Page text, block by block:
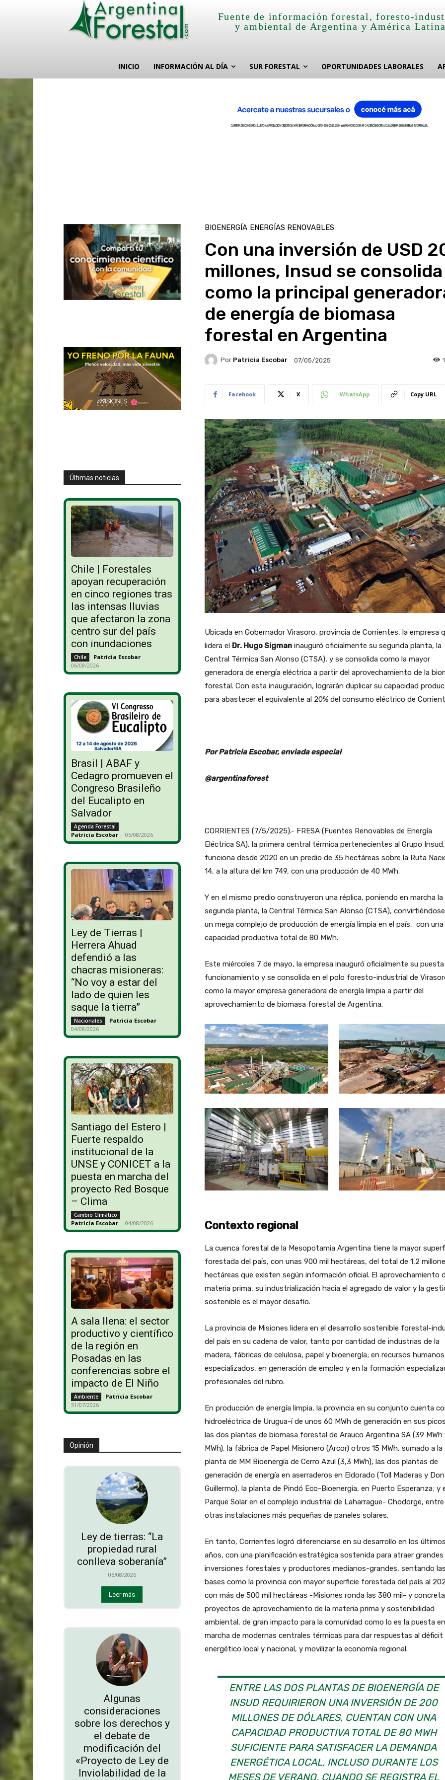
Fuente de información forestal, foresto-
y ambiental de Argentina y América
INICIO INFORMACIÓN AL DÍA SUR FORESTAL OPORTUNIDADES LABORALES
Últimas noticias
Chile | Forestales
apoyan recuperación
en cinco regiones tras
las intensas lluvias
que afectaron la zona
centro sur del país
con inundaciones
Chile Patricia Escobar -
06/08/2026
Brasil | ABAF y
Cedagro promueven el
Congreso Brasileño
del Eucalipto en
Salvador
Agenda Forestal
Patricia Escobar - 05/08/2026
Ley de Tierras |
Herrera Ahuad
defendió a las
chacras misioneras:
“No voy a estar del
lado de quien les
saque la tierra”
Nacionales Patricia Escobar -
04/08/2026
Santiago del Estero |
Fuerte respaldo
institucional de la
UNSE y CONICET a la
puesta en marcha del
proyecto Red Bosque
– Clima
Cambio Climático
Patricia Escobar - 04/08/2026
A sala llena: el sector
productivo y científico
de la región en
Posadas en las
conferencias sobre el
impacto de El Niño
Ambiente Patricia Escobar -
31/07/2026
Opinión
Ley de tierras: “La
propiedad rural
conlleva soberanía”
05/08/2026
Leer más
Algunas
consideraciones
sobre los derechos y
el debate de
modificación del
«Proyecto de Ley de
Inviolabilidad de la
BIOENERGÍA ENERGÍAS RENOVABLES
Con una inversión de USD
millones, Insud se consolida
como la principal
de energía de biomasa
forestal en Argentina
Por Patricia Escobar 07/05/2025
Facebook X WhatsApp Copy URL
Ubicada en Gobernador Virasoro, provincia de Corrientes, la empresa
lidera el Dr. Hugo Sigmaninauguró oficialmente su segunda planta, la
Central Térmica San Alonso (CTSA), y se consolida como la mayor
generadora de energía eléctrica a partir del aprovechamiento de la
forestal. Con esta inauguración, lograrán duplicar su capacidad
para abastecer el equivalente al 20% del consumo eléctrico de
Por Patricia Escobar, enviada especial
@argentinaforest
CORRIENTES (7/5/2025).- FRESA (Fuentes Renovables de Energía
Eléctrica SA), la primera central térmica pertenecientes al Grupo Insud,
funciona desde 2020 en un predio de 35 hectáreas sobre la Ruta
14, a la altura del km 749, con una producción de 40 MWh.
Y en el mismo predio construyeron una réplica, poniendo en marcha la
segunda planta, la Central Térmica San Alonso (CTSA),
un mega complejo de producción de energía limpia en el país, con una
capacidad productiva total de 80 MWh.
Este miércoles 7 de mayo, la empresa inauguró oficialmente su
funcionamiento y se consolida en el polo foresto-industrial de
como la mayor empresa generadora de energía limpia a partir del
aprovechamiento de biomasa forestal de Argentina.
Contexto regional
La cuenca forestal de la Mesopotamia Argentina tiene la mayor
forestada del país, con unas 900 mil hectáreas, del total de 1,2
hectáreas que existen según información oficial. El aprovechamiento
materia prima, su industrialización hacia el agregado de valor y la
sostenible es el mayor desafío.
La provincia de Misiones lidera en el desarrollo sostenible forestal-
del país en su cadena de valor, tanto por cantidad de industrias de la
madera, fábricas de celulosa, papel y bioenergía; en recursos humanos
especializados, en generación de empleo y en la formación
profesionales del rubro.
En producción de energía limpia, la provincia en su conjunto cuenta
hidroeléctrica de Urugua-í de unos 60 MWh de generación en sus
las dos plantas de biomasa forestal de Arauco Argentina SA (39 MWh
MWh), la fábrica de Papel Misionero (Arcor) otros 15 MWh, sumado a la
planta de MM Bioenergía de Cerro Azul (3,3 MWh), las dos plantas de
generación de energía en aserraderos en Eldorado (Toll Maderas y Don
Guillermo), la planta de Pindó Eco-Bioenergia, en Puerto Esperanza; y
Parque Solar en el complejo industrial de Laharrague- Chodorge, entre
otras instalaciones más pequeñas de paneles solares.
En tanto, Corrientes logró diferenciarse en su desarrollo en los
años, con una planificación estratégica sostenida para atraer grandes
inversiones forestales y productores medianos-grandes, sentando
bases como la provincia con mayor superficie forestada del país al
con más de 500 mil hectáreas -Misiones ronda las 380 mil- y
proyectos de aprovechamiento de la materia prima y sostenibilidad
ambiental, de gran impacto para la comunidad como lo es la puesta en
marcha de modernas centrales térmicas para dar respuestas al déficit
energético local y nacional, y movilizar la economía regional.
ENTRE LAS DOS PLANTAS DE BIOENERGÍA DE
INSUD REQUIRIERON UNA INVERSIÓN DE 200
MILLONES DE DÓLARES, CUENTAN CON UNA
CAPACIDAD PRODUCTIVA TOTAL DE 80 MWH
SUFICIENTE PARA SATISFACER LA DEMANDA
ENERGÉTICA LOCAL, INCLUSO DURANTE LOS
MESES DE VERANO, CUANDO SE REGISTRA EL